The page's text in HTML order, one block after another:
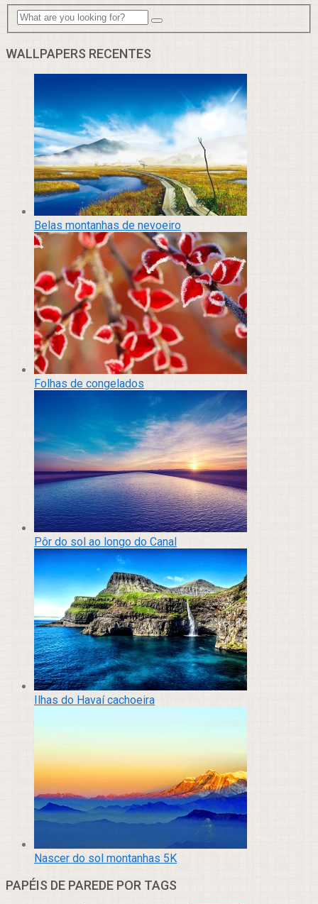
WALLPAPERS RECENTES
Belas montanhas de nevoeiro
Folhas de congelados
Pôr do sol ao longo do Canal
Ilhas do Havaí cachoeira
Nascer do sol montanhas 5K
PAPÉIS DE PAREDE POR TAGS